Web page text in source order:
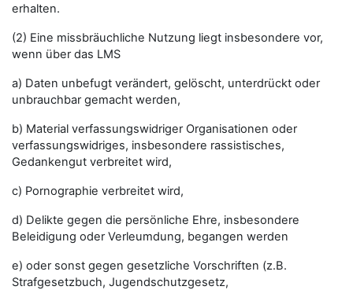
erhalten.
(2) Eine missbräuchliche Nutzung liegt insbesondere vor,
wenn über das LMS
a) Daten unbefugt verändert, gelöscht, unterdrückt oder
unbrauchbar gemacht werden,
b) Material verfassungswidriger Organisationen oder
verfassungswidriges, insbesondere rassistisches,
Gedankengut verbreitet wird,
c) Pornographie verbreitet wird,
d) Delikte gegen die persönliche Ehre, insbesondere
Beleidigung oder Verleumdung, begangen werden
e) oder sonst gegen gesetzliche Vorschriften (z.B.
Strafgesetzbuch, Jugendschutzgesetz,